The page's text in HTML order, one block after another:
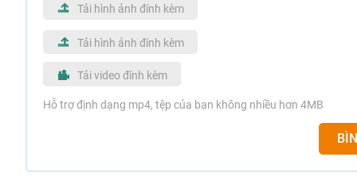
Tải hình ảnh đính kèm
Tải hình ảnh đính kèm
Tải video đính kèm
Hỗ trợ định dạng mp4, tệp của bạn không nhiều hơn 4MB